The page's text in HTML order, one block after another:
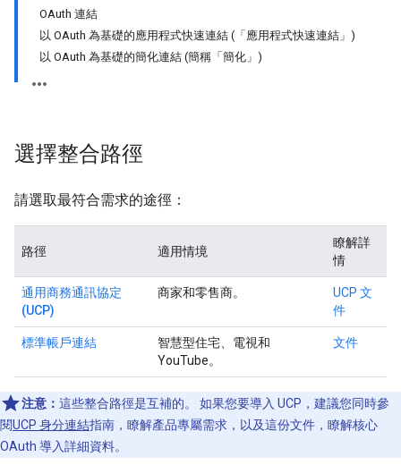
OAuth 連結
以 OAuth 為基礎的應用程式快速連結 (「應用程式快速連結」)
以 OAuth 為基礎的簡化連結 (簡稱「簡化」)
選擇整合路徑
請選取最符合需求的途徑：
路徑 適用情境
瞭解詳
情
通用商務通訊協定
(UCP)
商家和零售商。
UCP 文
件
標準帳戶連結
智慧型住宅、電視和
YouTube。
文件
注意： 這些整合路徑是互補的。 如果您要導入 UCP，建議您同時參
閱UCP 身分連結指南，瞭解產品專屬需求，以及這份文件，瞭解核心
OAuth 導入詳細資料。